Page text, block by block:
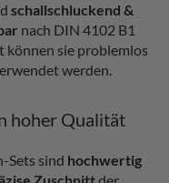
schallschluckend &
nach DIN 4102 B1
können sie problemlos
werden.
hoher Qualität
Sets sind hochwertig